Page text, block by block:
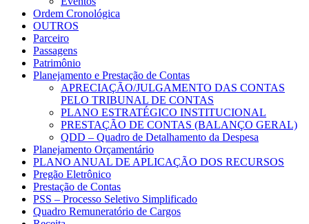
Ordem Cronológica
OUTROS
Parceiro
Passagens
Patrimônio
Planejamento e Prestação de Contas
APRECIAÇÃO/JULGAMENTO DAS CONTAS
PELO TRIBUNAL DE CONTAS
PLANO ESTRATÉGICO INSTITUCIONAL
PRESTAÇÃO DE CONTAS (BALANÇO GERAL)
QDD – Quadro de Detalhamento da Despesa
Planejamento Orçamentário
PLANO ANUAL DE APLICAÇÃO DOS RECURSOS
Pregão Eletrônico
Prestação de Contas
PSS – Processo Seletivo Simplificado
Quadro Remuneratório de Cargos